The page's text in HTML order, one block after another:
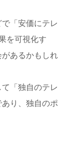
「安価にテレ
を可視化す
あるかもしれ
「独自のテレ
り、独自のポ